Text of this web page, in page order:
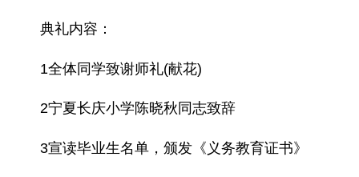
典礼内容：
1全体同学致谢师礼(献花)
2宁夏长庆小学陈晓秋同志致辞
3宣读毕业生名单，颁发《义务教育证书》